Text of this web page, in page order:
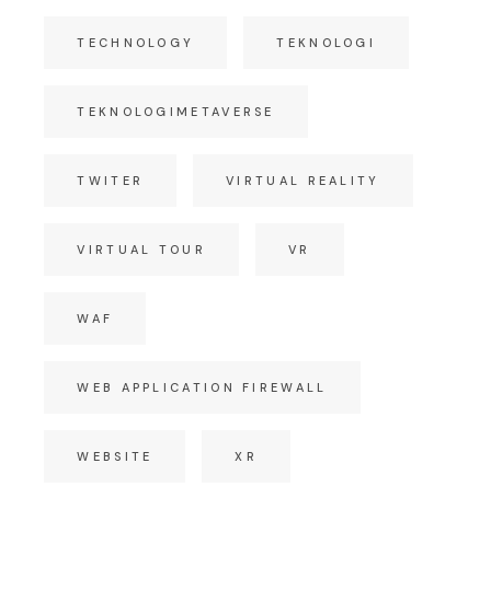
TECHNOLOGY TEKNOLOGI
TEKNOLOGIMETAVERSE
TWITER VIRTUAL REALITY
VIRTUAL TOUR VR
WAF
WEB APPLICATION FIREWALL
WEBSITE XR